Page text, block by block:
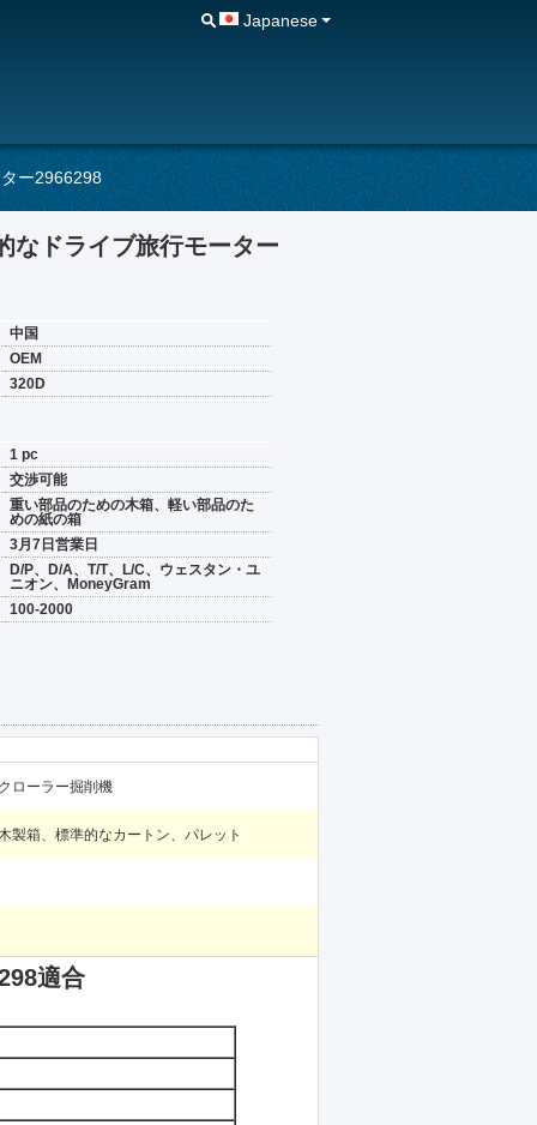
Japanese
ー2966298
なドライブ旅行モーター
中国
OEM
320D
1 pc
交渉可能
重い部品のための木箱、軽い部品のた
めの紙の箱
3月7日営業日
D/P、D/A、T/T、L/C、ウェスタン・ユ
ニオン、MoneyGram
100-2000
ローラー掘削機
製箱、標準的なカートン、パレット
適合